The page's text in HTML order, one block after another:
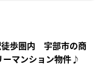
徒歩圏内 宇部市の商
マンション物件♪